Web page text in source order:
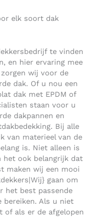
elk soort dak
te vinden
en hier ervaring mee
wij voor de
dak. Of u nou een
dak met EPDM of
staan voor u
dakpannen en
Bij alle
van materieel van de
is. Niet alleen is
het ook belangrijk dat
maken wij een mooi
gaan om
het best passende
bereiken. Als u niet
of als er de afgelopen